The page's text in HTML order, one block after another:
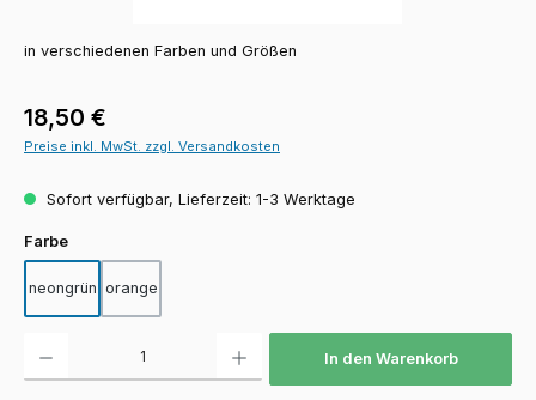
in verschiedenen Farben und Größen
Regulärer Preis:
18,50 €
Preise inkl. MwSt. zzgl. Versandkosten
Sofort verfügbar, Lieferzeit: 1-3 Werktage
Farbeauswählen
neongrün orange
In den Warenkorb